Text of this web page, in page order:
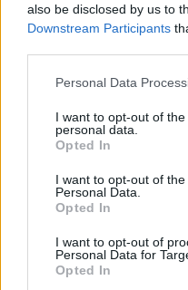
also be disclosed by us to
Downstream Participants
Please note that this
not limited to your visit or
grant or deny consent to
use your data for below
consent section.
Personal Data
I want to opt-out of
personal data.
Opted In
I want to opt-out of
Personal Data.
Opted In
I want to opt-out of
Personal Data for
Opted In
Utalvány
HÍREK 4 órája
Orosz